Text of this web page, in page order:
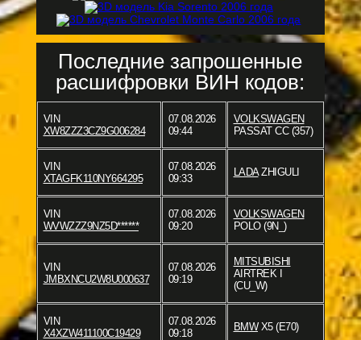
Последние запрошенные
расшифровки ВИН кодов:
VIN
XW8ZZZ3CZ9G006284
07.08.2026
09:44
VOLKSWAGEN
PASSAT CC (357)
VIN
XTAGFK110NY664295
07.08.2026
09:33
LADAZHIGULI
VIN
WVWZZZ9NZ5D******
07.08.2026
09:20
VOLKSWAGEN
POLO (9N_)
VIN
JMBXNCU2W8U000637
07.08.2026
09:19
MITSUBISHI
AIRTREK I
(CU_W)
VIN
X4XZW411100C19429
07.08.2026
09:18
BMWX5 (E70)